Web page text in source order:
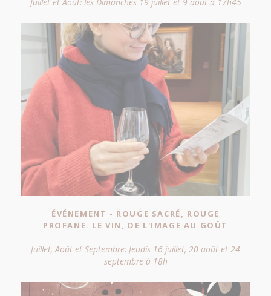
Juillet et Août: les Dimanches 19 juillet et 9 août à 17h45
ÉVÉNEMENT - ROUGE SACRÉ, ROUGE
PROFANE. LE VIN, DE L'IMAGE AU GOÛT
Juillet, Août et Septembre: Jeudis 16 juillet, 20 août et 24
septembre à 18h